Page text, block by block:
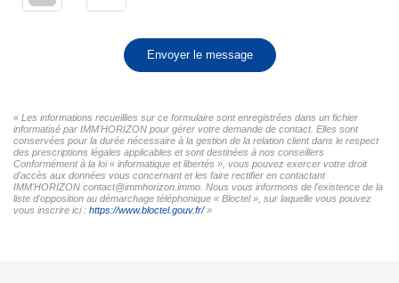
Envoyer le message
« Les informations recueillies sur ce formulaire sont enregistrées dans un fichier
informatisé par IMM'HORIZON pour gérer votre demande de contact. Elles sont
conservées pour la durée nécessaire à la gestion de la relation client dans le respect
des prescriptions légales applicables et sont destinées à nos conseillers
Conformément à la loi « informatique et libertés », vous pouvez exercer votre droit
d'accès aux données vous concernant et les faire rectifier en contactant
IMM'HORIZON contact@immhorizon.immo. Nous vous informons de l'existence de la
liste d'opposition au démarchage téléphonique « Bloctel », sur laquelle vous pouvez
vous inscrire ici : https://www.bloctel.gouv.fr/»